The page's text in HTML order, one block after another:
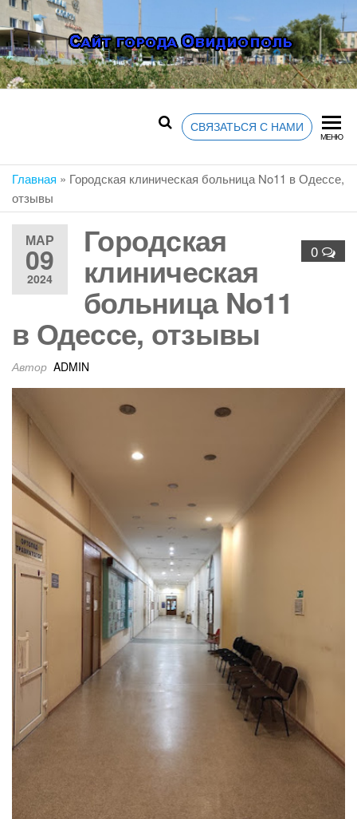
Перейти
к
содержимому
ОТЗЫВЫ,
НОВОСТИ,
АРЕНДА,
РАЙОН)
Сайт Овидиополя —
лента новостей и
событий города,
объявления, афиша,
карта города
СВЯЗАТЬСЯ С НАМИ
МЕНЮ
Главная » Городская клиническая больница No11 в Одессе,
отзывы
МАР
09
2024
0
Городская
клиническая
больница No11
в Одессе, отзывы
Автор ADMIN